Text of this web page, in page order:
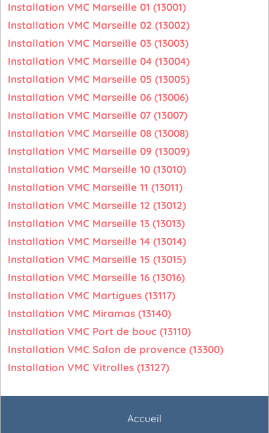
Installation VMC Marseille 01 (13001)
Installation VMC Marseille 02 (13002)
Installation VMC Marseille 03 (13003)
Installation VMC Marseille 04 (13004)
Installation VMC Marseille 05 (13005)
Installation VMC Marseille 06 (13006)
Installation VMC Marseille 07 (13007)
Installation VMC Marseille 08 (13008)
Installation VMC Marseille 09 (13009)
Installation VMC Marseille 10 (13010)
Installation VMC Marseille 11 (13011)
Installation VMC Marseille 12 (13012)
Installation VMC Marseille 13 (13013)
Installation VMC Marseille 14 (13014)
Installation VMC Marseille 15 (13015)
Installation VMC Marseille 16 (13016)
Installation VMC Martigues (13117)
Installation VMC Miramas (13140)
Installation VMC Port de bouc (13110)
Installation VMC Salon de provence (13300)
Installation VMC Vitrolles (13127)
Accueil